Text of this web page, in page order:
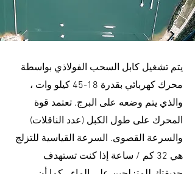
يتم تشغيل كابل السحب الفولاذي بواسطة
محرك كهربائي بقدرة 18-45 كيلو وات ،
والذي يتم وضعه على البرج. تعتمد قوة
المحرك على طول الكبل (عدد الناقلات)
والسرعة القصوى. السرعة القياسية للتزلج
هي 32 كم / ساعة إذا كنت تستهدف